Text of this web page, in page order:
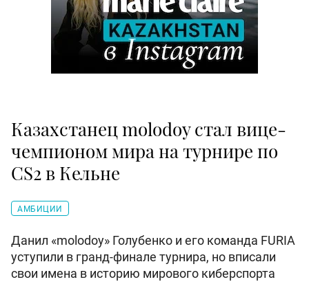
Казахстанец molodoy стал вице-
чемпионом мира на турнире по
CS2 в Кельне
АМБИЦИИ
Данил «molodoy» Голубенко и его команда FURIA
уступили в гранд-финале турнира, но вписали
свои имена в историю мирового киберспорта